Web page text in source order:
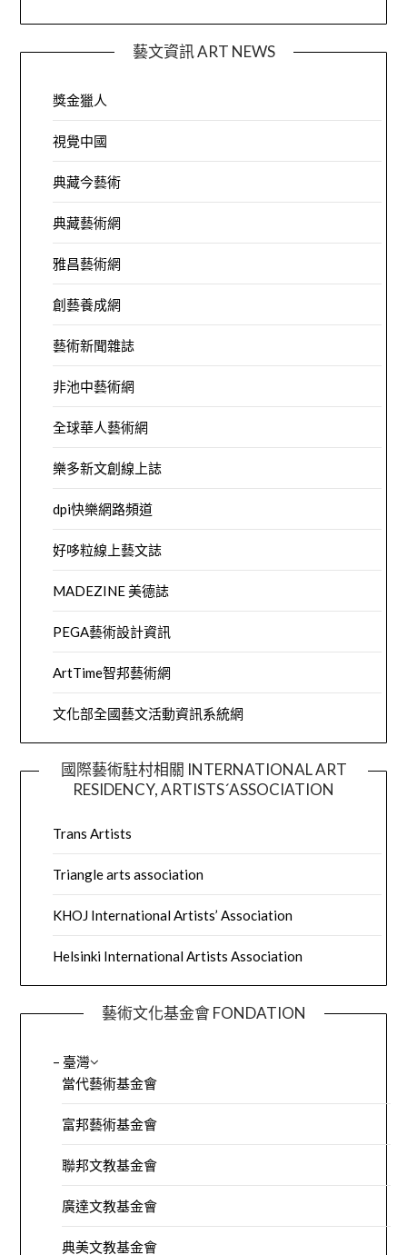
藝文資訊 ART NEWS
獎金獵人
視覺中國
典藏今藝術
典藏藝術網
雅昌藝術網
創藝養成網
藝術新聞雜誌
非池中藝術網
全球華人藝術網
樂多新文創線上誌
dpi快樂網路頻道
好哆粒線上藝文誌
MADEZINE 美德誌
PEGA藝術設計資訊
ArtTime智邦藝術網
文化部全國藝文活動資訊系統網
國際藝術駐村相關 INTERNATIONAL ART
RESIDENCY, ARTISTS´ASSOCIATION
Trans Artists
Triangle arts association
KHOJ International Artists’ Association
Helsinki International Artists Association
藝術文化基金會 FONDATION
– 臺灣
當代藝術基金會
富邦藝術基金會
聯邦文教基金會
廣達文教基金會
典美文教基金會